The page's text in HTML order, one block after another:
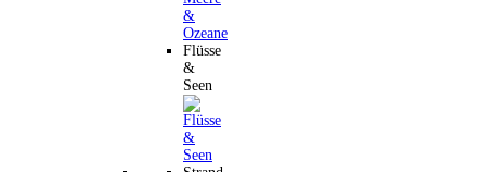
Flüsse
&
Seen